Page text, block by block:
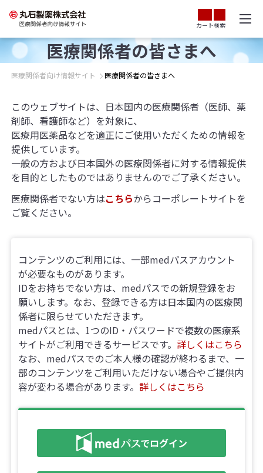
カート検索
医療関係者の皆さまへ
医療関係者向け情報サイト 医療関係者の皆さまへ
このウェブサイトは、日本国内の医療関係者（医師、薬
剤師、看護師など）を対象に、
医療用医薬品などを適正にご使用いただくための情報を
提供しています。
一般の方および日本国外の医療関係者に対する情報提供
を目的としたものではありませんのでご了承ください。
医療関係者でない方はこちらからコーポレートサイトを
ご覧ください。
コンテンツのご利用には、一部medパスアカウント
が必要なものがあります。
IDをお持ちでない方は、medパスでの新規登録をお
願いします。なお、登録できる方は日本国内の医療関
係者に限らせていただきます。
medパスとは、1つのID・パスワードで複数の医療系
サイトがご利用できるサービスです。 詳しくはこちら
なお、medパスでのご本人様の確認が終わるまで、一
部のコンテンツをご利用いただけない場合やご提供内
容が変わる場合があります。 詳しくはこちら
でログイン